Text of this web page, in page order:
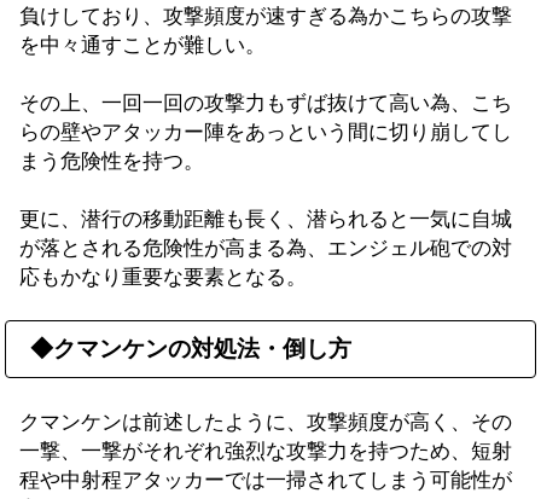
負けしており、攻撃頻度が速すぎる為かこちらの攻撃
を中々通すことが難しい。
その上、一回一回の攻撃力もずば抜けて高い為、こち
らの壁やアタッカー陣をあっという間に切り崩してし
まう危険性を持つ。
更に、潜行の移動距離も長く、潜られると一気に自城
が落とされる危険性が高まる為、エンジェル砲での対
応もかなり重要な要素となる。
◆クマンケンの対処法・倒し方
クマンケンは前述したように、攻撃頻度が高く、その
一撃、一撃がそれぞれ強烈な攻撃力を持つため、短射
程や中射程アタッカーでは一掃されてしまう可能性が